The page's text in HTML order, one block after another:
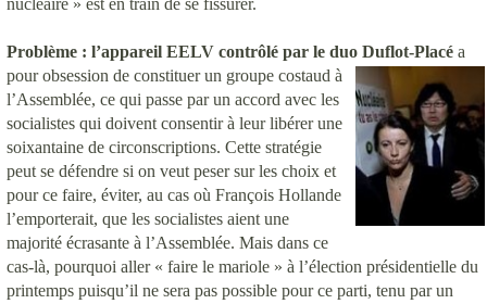
Problème : l’appareil EELV contrôlé par le duo Duflot-Placé a
pour obsession de constituer un groupe costaud à
l’Assemblée, ce qui passe par un accord avec les
socialistes qui doivent consentir à leur libérer une
soixantaine de circonscriptions. Cette stratégie
peut se défendre si on veut peser sur les choix et
pour ce faire, éviter, au cas où François Hollande
l’emporterait, que les socialistes aient une
majorité écrasante à l’Assemblée. Mais dans ce
cas-là, pourquoi aller « faire le mariole » à l’élection présidentielle du
printemps puisqu’il ne sera pas possible pour ce parti, tenu par un